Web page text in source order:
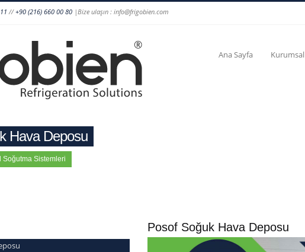
//+90 (216) 660 00 80 |Bize ulaşın : info@frigobien.com
Ana Sayfa Kurumsal
Hava Deposu
Soğutma Sistemleri
Posof Soğuk Hava Deposu